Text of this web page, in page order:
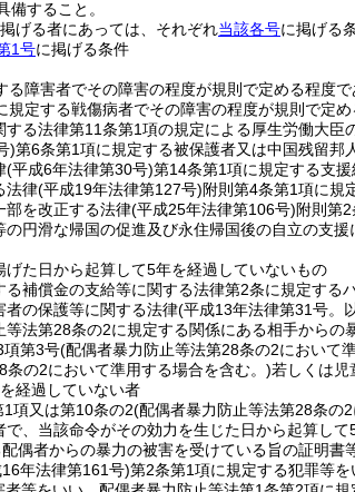
備すること。
げる者にあっては、それぞれ当該各号に掲げる
1号に掲げる条件
る障害者でその障害の程度が規則で定める程度
規定する戦傷病者でその障害の程度が規則で定
する法律第11条第1項の規定による厚生労働大臣
)第6条第1項に規定する被保護者又は中国残留
(平成6年法律第30号)第14条第1項に規定する支援
法律(平成19年法律第127号)附則第4条第1項に規
部を改正する法律(平成25年法律第106号)附則第
円滑な帰国の促進及び永住帰国後の自立の支
た日から起算して5年を経過していないもの
補償金の支給等に関する法律第2条に規定する
の保護等に関する法律(平成13年法律第31号。
法第28条の2に規定する関係にある相手からの
項第3号(配偶者暴力防止等法第28条の2において
条の2において準用する場合を含む。)若しくは児
経過していない者
項又は第10条の2(配偶者暴力防止等法第28条の
、当該命令がその効力を生じた日から起算し
偶者からの暴力の被害を受けている旨の証明書
年法律第161号)第2条第1項に規定する犯罪等を